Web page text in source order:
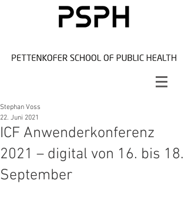
ICF Anwenderkonferenz
2021 – digital von 16. bis 18.
September
Stephan Voss
22. Juni 2021